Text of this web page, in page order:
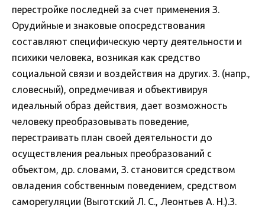
перестройке последней за счет применения З.
Орудийные и знаковые опосредствования
составляют специфическую черту деятельности и
психики человека, возникая как средство
социальной связи и воздействия на других. З. (напр.,
словесный), опредмечивая и объективируя
идеальный образ действия, дает возможность
человеку преобразовывать поведение,
перестраивать план своей деятельности до
осуществления реальных преобразований с
объектом, др. словами, З. становится средством
овладения собственным поведением, средством
саморегуляции (Выготский Л. С., Леонтьев А. Н.).З.